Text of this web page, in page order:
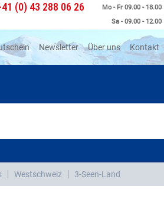
Mo - Fr 09.00 - 18.00
Sa - 09.00 - 12.00
(0) 43 288 06 26
Newsletter Über uns Kontakt
Westschweiz 3-Seen-Land